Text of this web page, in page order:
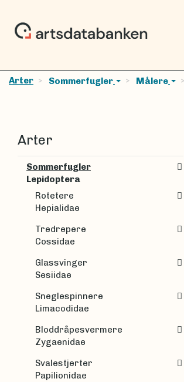
Arter Sommerfugler Målere
Arter
Sommerfugler
Lepidoptera
Rotetere
Hepialidae
Tredrepere
Cossidae
Glassvinger
Sesiidae
Sneglespinnere
Limacodidae
Bloddråpesvermere
Zygaenidae
Svalestjerter
Papilionidae